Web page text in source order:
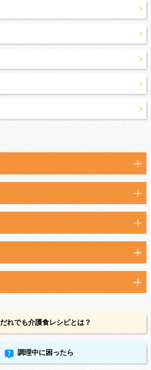
だれでも介護食レシピとは？
調理中に困ったら